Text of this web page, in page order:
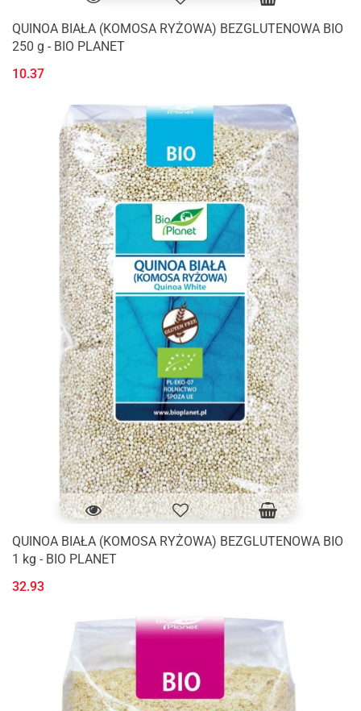
QUINOA BIAŁA (KOMOSA RYŻOWA) BEZGLUTENOWA BIO
250 g - BIO PLANET
10.37
QUINOA BIAŁA (KOMOSA RYŻOWA) BEZGLUTENOWA BIO
1 kg - BIO PLANET
32.93